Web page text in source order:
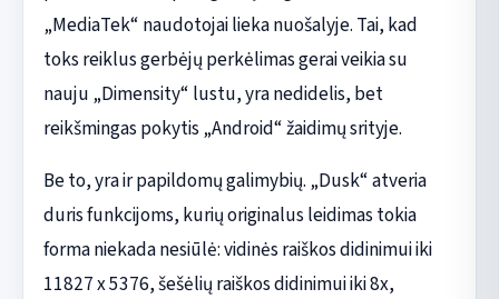
„MediaTek“ naudotojai lieka nuošalyje. Tai, kad
toks reiklus gerbėjų perkėlimas gerai veikia su
nauju „Dimensity“ lustu, yra nedidelis, bet
reikšmingas pokytis „Android“ žaidimų srityje.
Be to, yra ir papildomų galimybių. „Dusk“ atveria
duris funkcijoms, kurių originalus leidimas tokia
forma niekada nesiūlė: vidinės raiškos didinimui iki
11827 x 5376, šešėlių raiškos didinimui iki 8x,